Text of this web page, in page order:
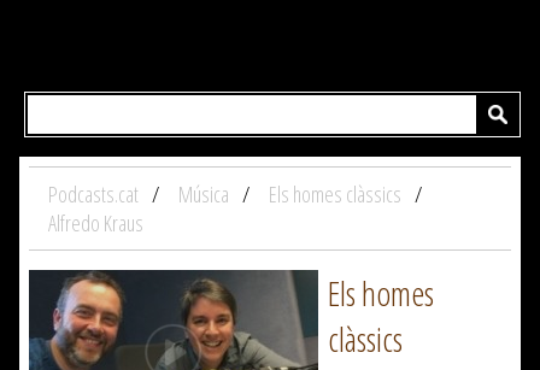
Podcasts.cat Música
Els homes clàssics
Alfredo Kraus
Els homes
clàssics